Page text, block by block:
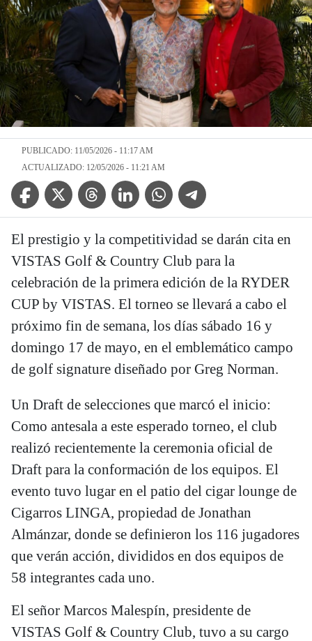
PUBLICADO: 11/05/2026 - 11:17 AM
ACTUALIZADO: 12/05/2026 - 11:21 AM
Facebook IconTwitter IconThreads IconLinkedin IconWhatsApp IconTelegram Icon
El prestigio y la competitividad se darán cita en
VISTAS Golf & Country Club para la
celebración de la primera edición de la RYDER
CUP by VISTAS. El torneo se llevará a cabo el
próximo fin de semana, los días sábado 16 y
domingo 17 de mayo, en el emblemático campo
de golf signature diseñado por Greg Norman.
Un Draft de selecciones que marcó el inicio:
Como antesala a este esperado torneo, el club
realizó recientemente la ceremonia oficial de
Draft para la conformación de los equipos. El
evento tuvo lugar en el patio del cigar lounge de
Cigarros LINGA, propiedad de Jonathan
Almánzar, donde se definieron los 116 jugadores
que verán acción, divididos en dos equipos de
58 integrantes cada uno.
El señor Marcos Malespín, presidente de
VISTAS Golf & Country Club, tuvo a su cargo